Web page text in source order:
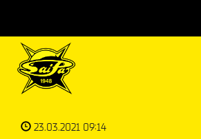
23.03.2021 09:14